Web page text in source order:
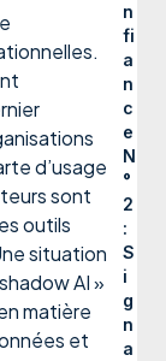
d’usage
sont
outils
situation
AI »
matière
et
n
fi
a
n
c
e
N
°
2
:
S
i
g
n
a